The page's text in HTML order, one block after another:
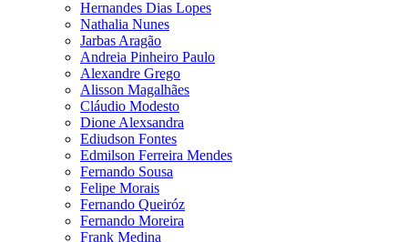
Hernandes Dias Lopes
Nathalia Nunes
Jarbas Aragão
Andreia Pinheiro Paulo
Alexandre Grego
Alisson Magalhães
Cláudio Modesto
Dione Alexsandra
Ediudson Fontes
Edmilson Ferreira Mendes
Fernando Sousa
Felipe Morais
Fernando Queiróz
Fernando Moreira
Frank Medina